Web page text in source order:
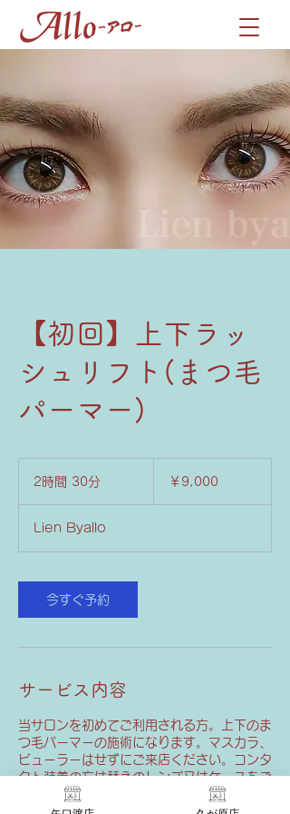
【初回】上下ラッ
シュリフト(まつ毛
パーマー)
2時間 30分
3
0
￥9,000
Lien Byallo
今すぐ予約
サービス内容
当サロンを初めてご利用される方。上下のま
つ毛パーマーの施術になります。マスカラ、
ビューラーはせずにご来店ください。コンタ
クト装着の方は替えのレンズ又はケースをご
持参ください※久が原店での施術になりま
す。お間違いのないようご注意ください